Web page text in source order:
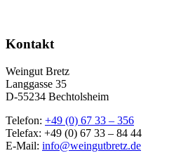
Kontakt
Weingut Bretz
Langgasse 35
D-55234 Bechtolsheim
Telefon: +49 (0) 67 33 – 356
Telefax: +49 (0) 67 33 – 84 44
E-Mail: info@weingutbretz.de